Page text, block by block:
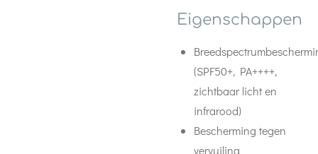
Eigenschappen
(SPF50+, PA++++,
zichtbaar licht en
infrarood)
Bescherming tegen
vervuiling